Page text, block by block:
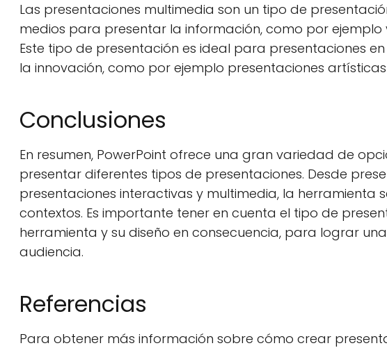
Las presentaciones multimedia son un tipo de
medios para presentar la información, como por ejemplo
Este tipo de presentación es ideal para presentaciones
la innovación, como por ejemplo presentaciones
Conclusiones
En resumen, PowerPoint ofrece una gran variedad de
presentar diferentes tipos de presentaciones. Desde
presentaciones interactivas y multimedia, la
contextos. Es importante tener en cuenta el tipo de
herramienta y su diseño en consecuencia, para lograr
audiencia.
Referencias
Para obtener más información sobre cómo crear